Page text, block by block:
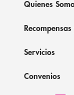
Quienes
Servicios
Convenios